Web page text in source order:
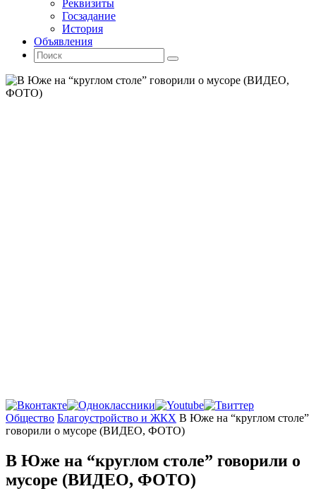
Реквизиты
Госзадание
История
Объявления
Поиск
Искать:
Поиск
Главная
Общество Благоустройство и ЖКХ В Юже на “круглом столе”
говорили о мусоре (ВИДЕО, ФОТО)
В Юже на “круглом столе” говорили о
мусоре (ВИДЕО, ФОТО)